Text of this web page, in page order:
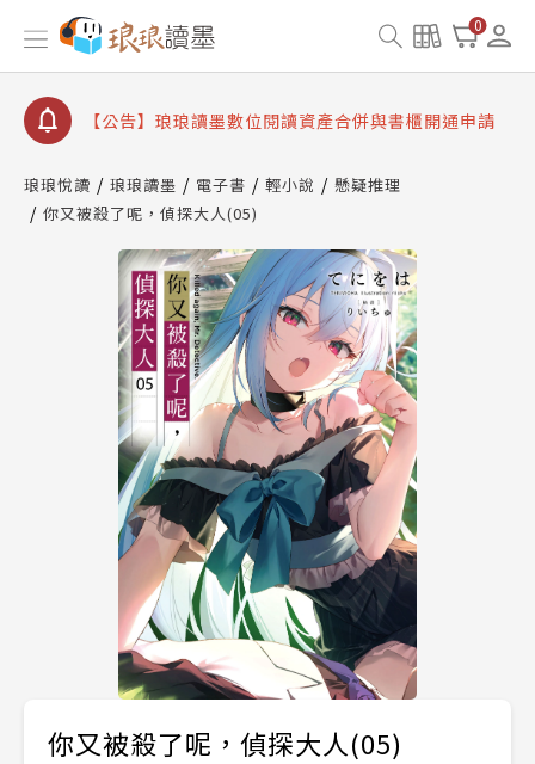
0
【公告】因 Readmoo 讀墨系統維護中，本站同步暫
停部分閱讀服務
【公告】琅琅讀墨數位閱讀資產合併與書櫃開通申請
【公告】琅琅讀墨書櫃開通常見問題
請圖文教學
【公告】琅琅書店服務升級重要說明及資產合併結果
查詢
【公告】因 Readmoo 讀墨系統維護中，本站同步暫
停部分閱讀服務
琅琅悅讀 琅琅讀墨 電子書 輕小說
懸疑推理
你又被殺了呢，偵探大人(05)
你又被殺了呢，偵探大人(05)